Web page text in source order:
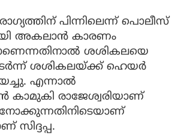
പിന്നിലെന്ന് പൊലീസ്
അകലാന്‍ കാരണം
ശശികലയെ
ശശികലയ്ക്ക് ഹെയര്‍
എന്നാല്‍
കാമുകി രാജേശ്വരിയാണ്
നോക്കുന്നതിനിടെയാണ്
സിദ്ദപ്പ.